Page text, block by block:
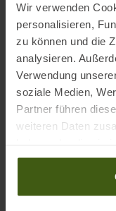
Wir verwenden
personalisieren,
zu können und die
analysieren.
Verwendung
soziale Medien,
Partner führen
weiteren Daten
gesammelt haben.
Herstellers:
Ausgezeichnet mit: